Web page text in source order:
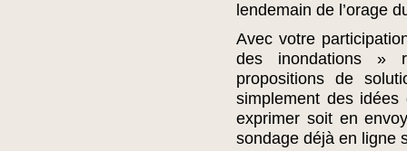
lendemain de l’orage
Avec votre
des inondations »
propositions de
simplement des
exprimer soit en
sondage déjà en ligne